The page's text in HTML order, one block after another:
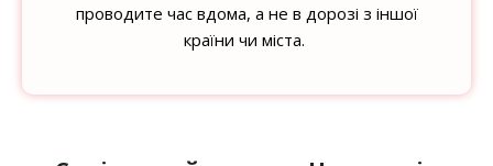
проводите час вдома, а не в дорозі з іншої
країни чи міста.